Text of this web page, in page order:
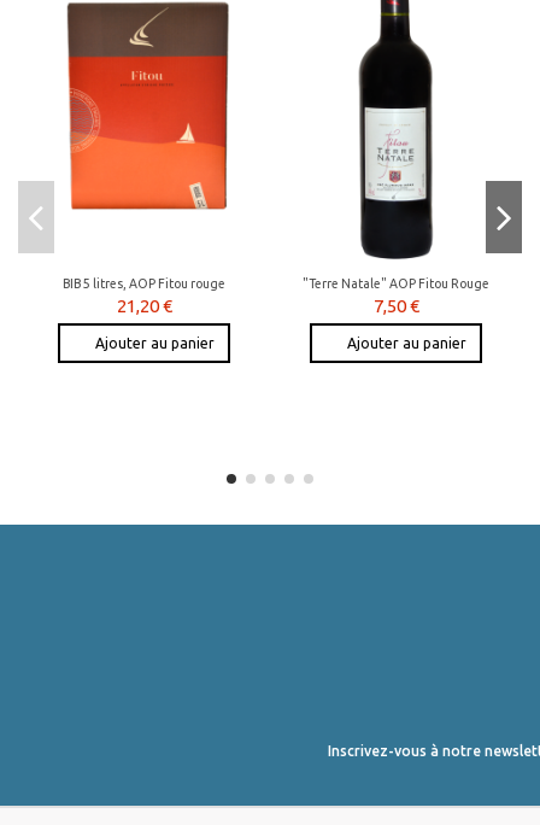
BIB 5 litres, AOP Fitou rouge
21,20 €
Ajouter au panier
"Terre Natale" AOP Fitou Rouge
7,50 €
Ajouter au panier
Inscrivez-vous à notre